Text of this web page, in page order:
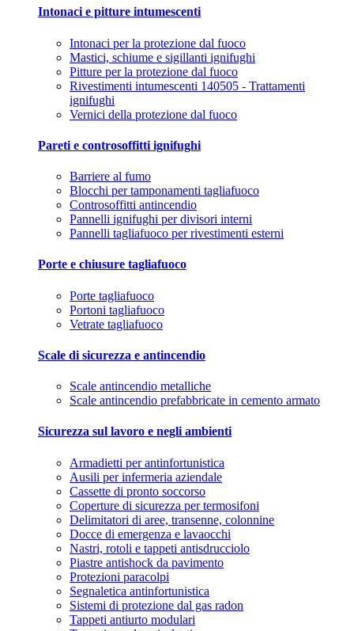
Intonaci e pitture intumescenti
Intonaci per la protezione dal fuoco
Mastici, schiume e sigillanti ignifughi
Pitture per la protezione dal fuoco
Rivestimenti intumescenti 140505 - Trattamenti
ignifughi
Vernici della protezione dal fuoco
Pareti e controsoffitti ignifughi
Barriere al fumo
Blocchi per tamponamenti tagliafuoco
Controsoffitti antincendio
Pannelli ignifughi per divisori interni
Pannelli tagliafuoco per rivestimenti esterni
Porte e chiusure tagliafuoco
Porte tagliafuoco
Portoni tagliafuoco
Vetrate tagliafuoco
Scale di sicurezza e antincendio
Scale antincendio metalliche
Scale antincendio prefabbricate in cemento armato
Sicurezza sul lavoro e negli ambienti
Armadietti per antinfortunistica
Ausili per infermeria aziendale
Cassette di pronto soccorso
Coperture di sicurezza per termosifoni
Delimitatori di aree, transenne, colonnine
Docce di emergenza e lavaocchi
Nastri, rotoli e tappeti antisdrucciolo
Piastre antishock da pavimento
Protezioni paracolpi
Segnaletica antinfortunistica
Sistemi di protezione dal gas radon
Tappeti antiurto modulari